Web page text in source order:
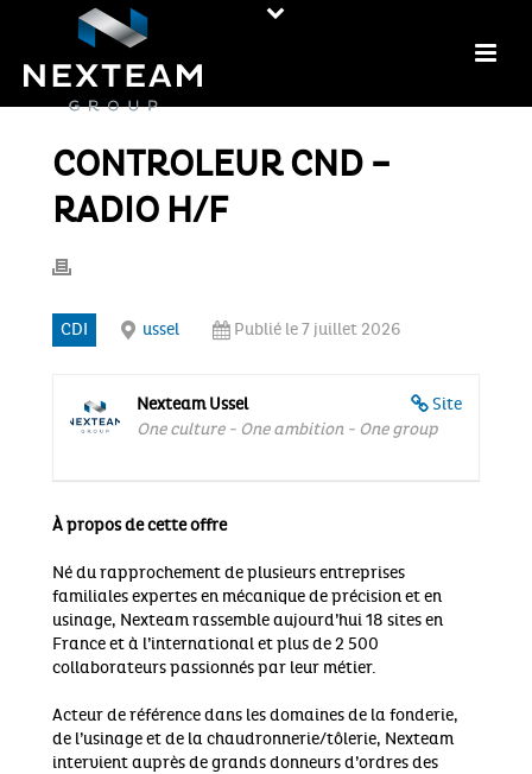
CONTROLEUR CND –
RADIO H/F
CDI ussel Publié le 7 juillet 2026
Site
Nexteam Ussel
One culture - One ambition - One group
À propos de cette offre
Né du rapprochement de plusieurs entreprises
familiales expertes en mécanique de précision et en
usinage, Nexteam rassemble aujourd’hui 18 sites en
France et à l’international et plus de 2 500
collaborateurs passionnés par leur métier.
Acteur de référence dans les domaines de la fonderie,
de l’usinage et de la chaudronnerie/tôlerie, Nexteam
intervient auprès de grands donneurs d’ordres des